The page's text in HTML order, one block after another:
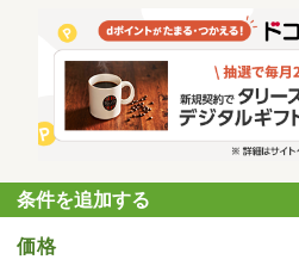
条件を追加する
価格